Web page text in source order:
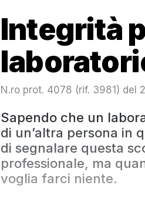
Integrità
N.ro prot. 4078 (rif. 3981) del
Sapendo che un
di un’altra persona in
di segnalare questa
professionale, ma
voglia farci niente.